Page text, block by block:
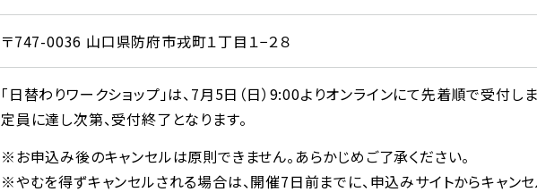
〒747-0036 山口県防府市戎町１丁目１−２８
「日替わりワークショップ」は、7月5日（日）9:00よりオンラインにて先着順で受付しま
定員に達し次第、受付終了となります。
※お申込み後のキャンセルは原則できません。あらかじめご了承ください。
※やむを得ずキャンセルされる場合は、開催7日前までに、申込みサイトからキャン